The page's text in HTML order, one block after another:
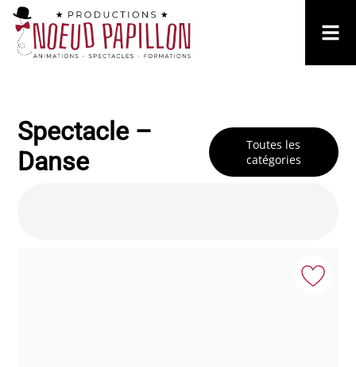
Spectacle –
Danse
Toutes les
catégories